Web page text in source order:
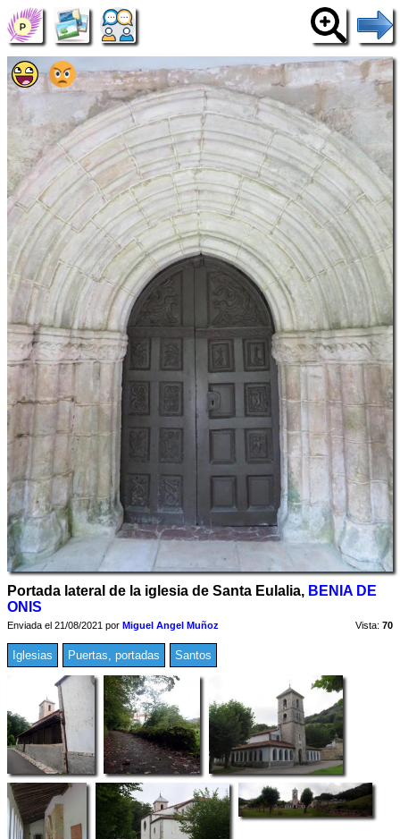
Portada lateral de la iglesia de Santa Eulalia, BENIA DE
ONIS
Enviada el 21/08/2021 por Miguel Angel Muñoz Vista: 70
Iglesias Puertas, portadas Santos